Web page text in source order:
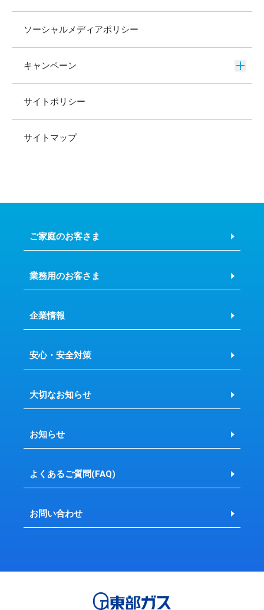
ソーシャルメディアポリシー
キャンペーン
サイトポリシー
サイトマップ
ご家庭のお客さま
業務用のお客さま
企業情報
安心・安全対策
大切なお知らせ
お知らせ
よくあるご質問(FAQ)
お問い合わせ